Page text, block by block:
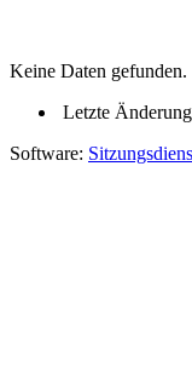
Keine Daten gefunden.
Letzte
Software: